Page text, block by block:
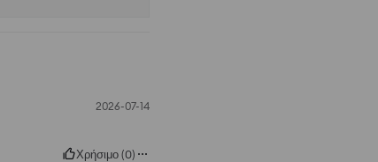
2026-07-14
Χρήσιμο(0)